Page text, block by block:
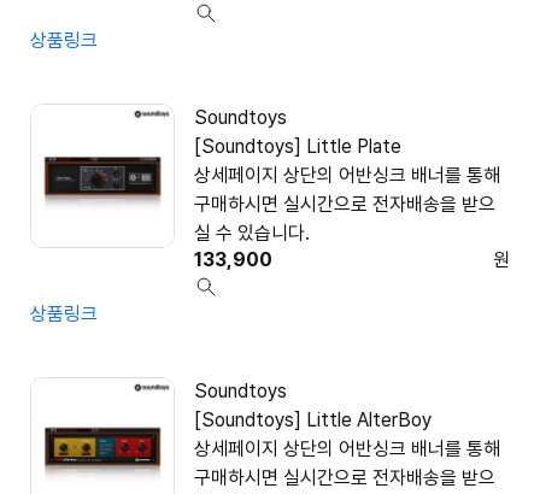
상품링크
Soundtoys
[Soundtoys] Little Plate
상세페이지 상단의 어반싱크 배너를 통해
구매하시면 실시간으로 전자배송을 받으
실 수 있습니다.
133,900
원
상품링크
Soundtoys
[Soundtoys] Little AlterBoy
상세페이지 상단의 어반싱크 배너를 통해
구매하시면 실시간으로 전자배송을 받으